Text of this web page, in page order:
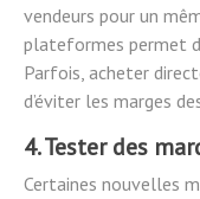
vendeurs pour un
plateformes permet
Parfois, acheter
d’éviter les marges
4. Tester des
Certaines nouvelles